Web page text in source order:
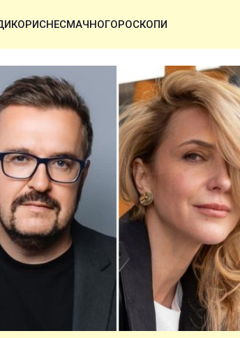
КОРИСНЕСМАЧНОГОРОСКОПИ